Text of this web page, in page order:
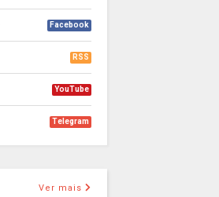
Facebook
RSS
YouTube
Telegram
Ver mais